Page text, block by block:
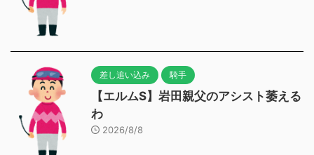
差し追い込み 騎手
【エルムS】岩田親父のアシスト萎える
わ
2026/8/8